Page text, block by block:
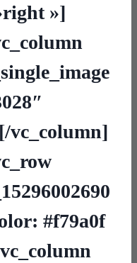
»]
vc_column]
#f79a0f